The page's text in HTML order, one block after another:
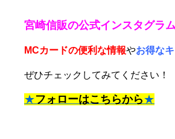
宮崎信販の公式インスタグラ
MCカードの便利な情報やお得な
ぜひチェックしてみてください！
★フォローはこちらから★